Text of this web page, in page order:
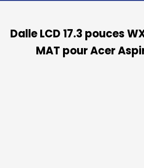
Dalle LCD 17.3 pouces
MAT pour Acer